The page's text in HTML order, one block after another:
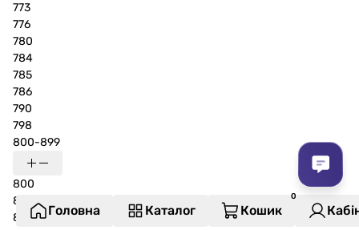
773
776
780
784
785
786
790
798
800-899
800
804
805
Головна Каталог Кошик